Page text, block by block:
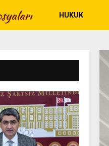
HUKUK